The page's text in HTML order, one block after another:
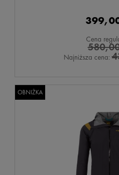
Cena
Najniższa cena:
OBNIŻKA